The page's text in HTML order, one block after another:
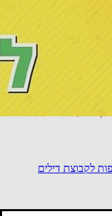
לקבוצת דילים
עירו, בנ"ח שנותיו